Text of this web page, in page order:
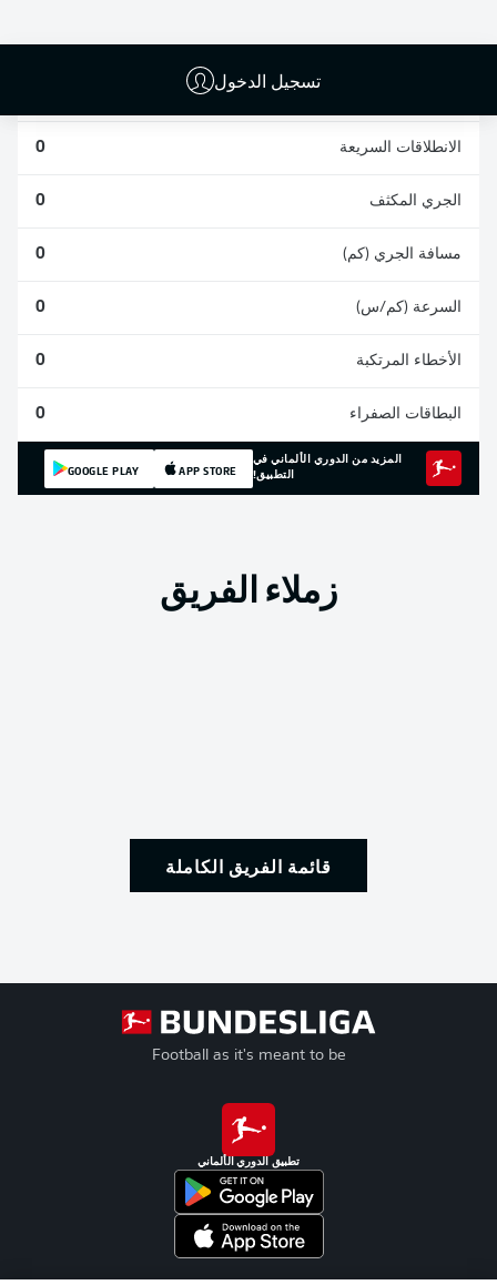
تسجيل الدخول
الانطلاقات السريعة 0
الجري المكثف 0
مسافة الجري (كم) 0
السرعة (كم/س) 0
الأخطاء المرتكبة 0
البطاقات الصفراء 0
المزيد من الدوري الألماني في
التطبيق!
APP STORE
GOOGLE PLAY
زملاء الفريق
قائمة الفريق الكاملة
Football as it's meant to be
تطبيق الدوري الألماني